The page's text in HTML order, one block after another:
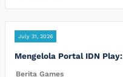
July 31, 2026
Mengelola Portal IDN
Berita Games